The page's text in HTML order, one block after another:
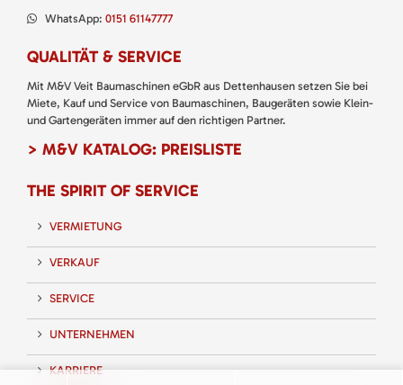
WhatsApp: 0151 61147777
QUALITÄT & SERVICE
Mit M&V Veit Baumaschinen eGbR aus Dettenhausen setzen Sie bei
Miete, Kauf und Service von Baumaschinen, Baugeräten sowie Klein-
und Gartengeräten immer auf den richtigen Partner.
> M&V KATALOG: PREISLISTE
THE SPIRIT OF SERVICE
VERMIETUNG
VERKAUF
SERVICE
UNTERNEHMEN
KARRIERE